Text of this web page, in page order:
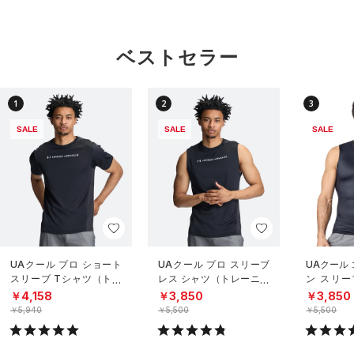
ベストセラー
1
SALE
UAクール プロ ショート
スリーブ Tシャツ（トレ
ーニング/MEN）
￥4,158
￥5,940
2
SALE
UAクール プロ スリーブ
レス シャツ（トレーニン
グ/MEN）
￥3,850
￥5,500
3
SALE
UAクール
ン スリ
（トレー
￥3,850
￥5,500